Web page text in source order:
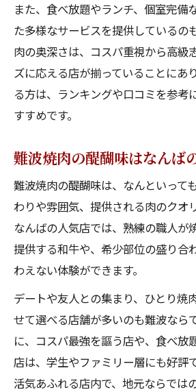
なんばの人気店で叶える至福
なんばの人気店で過ごす
焼肉食べ放題も選べるな
力
個室や穴場でゆっくり楽
店
なんば焼肉で味わう食べ
位店
高級感あふれる難波焼肉
シーン別に探す難波焼肉の賢い
一人焼肉もデートもなん
個室や穴場を活用する難波
宴会にぴったりななんば
ランチとディナーで選ぶな
用術
コスパ重視ならなんばの
すめ
また、食べ放題やランチ、個室完備
た多様なサービスを提供しているの
肉の奥深さは、コスパ重視から高級
ズに応える店が揃っていることにあ
る方は、ランキングや口コミを参考
すすめです。
難波焼肉の醍醐味はなんば
難波焼肉の醍醐味は、なんといって
わりや雰囲気、提供される肉のクオ
なんばの人気店では、熟練の職人が
提供する和牛や、希少部位の盛り合
わえない体験ができます。
デートや友人との集まり、ひとり焼
せて選べる店舗が多いのも難波なら
に、コスパ最強を謳う店や、食べ放
店は、学生やファミリー層にも好評
活気あふれる店内で、地元ならでは